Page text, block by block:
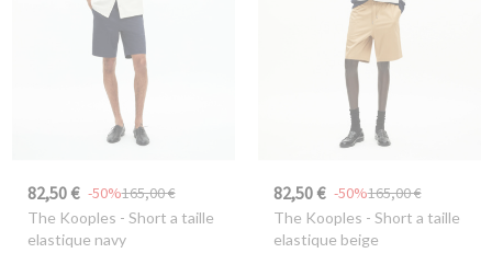
82,50 € 165,00 €
-50%
The Kooples - Short a taille
elastique navy
82,50 € 165,00 €
-50%
The Kooples - Short a taille
elastique beige